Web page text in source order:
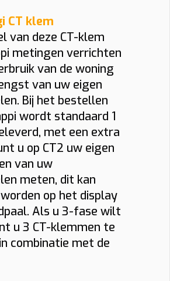
CT klem
van deze CT-klem
metingen verrichten
van de woning
van uw eigen
Bij het bestellen
wordt standaard 1
met een extra
u op CT2 uw eigen
van uw
meten, dit kan
op het display
Als u 3-fase wilt
u 3 CT-klemmen te
combinatie met de